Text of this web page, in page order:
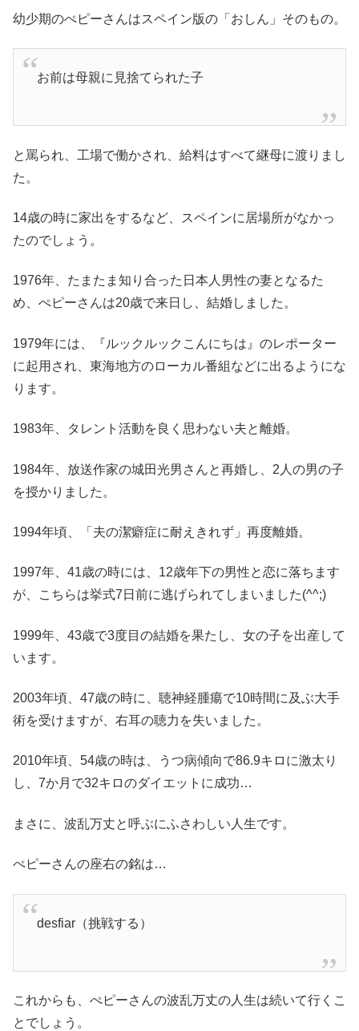
幼少期のぺピーさんはスペイン版の「おしん」そのもの。
お前は母親に見捨てられた子
と罵られ、工場で働かされ、給料はすべて継母に渡りまし
た。
14歳の時に家出をするなど、スペインに居場所がなかっ
たのでしょう。
1976年、たまたま知り合った日本人男性の妻となるた
め、ぺピーさんは20歳で来日し、結婚しました。
1979年には、『ルックルックこんにちは』のレポーター
に起用され、東海地方のローカル番組などに出るようにな
ります。
1983年、タレント活動を良く思わない夫と離婚。
1984年、放送作家の城田光男さんと再婚し、2人の男の子
を授かりました。
1994年頃、「夫の潔癖症に耐えきれず」再度離婚。
1997年、41歳の時には、12歳年下の男性と恋に落ちます
が、こちらは挙式7日前に逃げられてしまいました(^^;)
1999年、43歳で3度目の結婚を果たし、女の子を出産して
います。
2003年頃、47歳の時に、聴神経腫瘍で10時間に及ぶ大手
術を受けますが、右耳の聴力を失いました。
2010年頃、54歳の時は、うつ病傾向で86.9キロに激太り
し、7か月で32キロのダイエットに成功…
まさに、波乱万丈と呼ぶにふさわしい人生です。
ぺピーさんの座右の銘は…
desfiar（挑戦する）
これからも、ぺピーさんの波乱万丈の人生は続いて行くこ
とでしょう。